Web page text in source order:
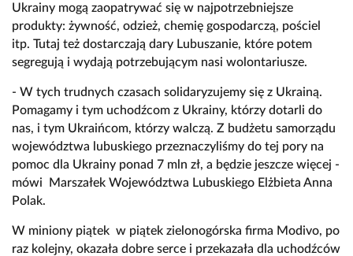
Ukrainy mogą zaopatrywać się w najpotrzebniejsze
produkty: żywność, odzież, chemię gospodarczą, pościel
itp. Tutaj też dostarczają dary Lubuszanie, które potem
segregują i wydają potrzebującym nasi wolontariusze.
- W tych trudnych czasach solidaryzujemy się z Ukrainą.
Pomagamy i tym uchodźcom z Ukrainy, którzy dotarli do
nas, i tym Ukraińcom, którzy walczą. Z budżetu samorządu
województwa lubuskiego przeznaczyliśmy do tej pory na
pomoc dla Ukrainy ponad 7 mln zł, a będzie jeszcze więcej -
mówi Marszałek Województwa Lubuskiego Elżbieta Anna
Polak.
W miniony piątek w piątek zielonogórska firma Modivo, po
raz kolejny, okazała dobre serce i przekazała dla uchodźców